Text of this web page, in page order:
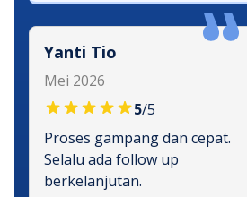
Yanti Tio
Mei 2026
5/5
Proses gampang dan cepat.
Selalu ada follow up
berkelanjutan.